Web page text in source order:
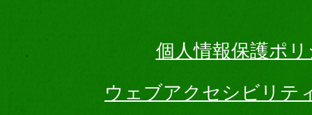
個人情報保護ポ
ウェブアクセシビリテ